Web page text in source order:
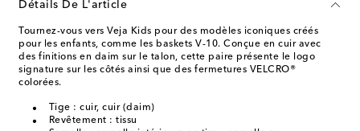
Détails De L'article
Tournez-vous vers Veja Kids pour des modèles iconiques créés
pour les enfants, comme les baskets V-10. Conçue en cuir avec
des finitions en daim sur le talon, cette paire présente le logo
signature sur les côtés ainsi que des fermetures VELCRO®
colorées.
Tige : cuir, cuir (daim)
Revêtement : tissu